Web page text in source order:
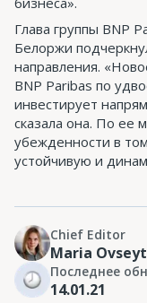
Глава группы BNP
Белоржи
направления.
BNP Paribas по
инвестирует
сказала она. По ее
убежденности в
устойчивую и
Chief Editor
Maria
Последнее
14.01.21